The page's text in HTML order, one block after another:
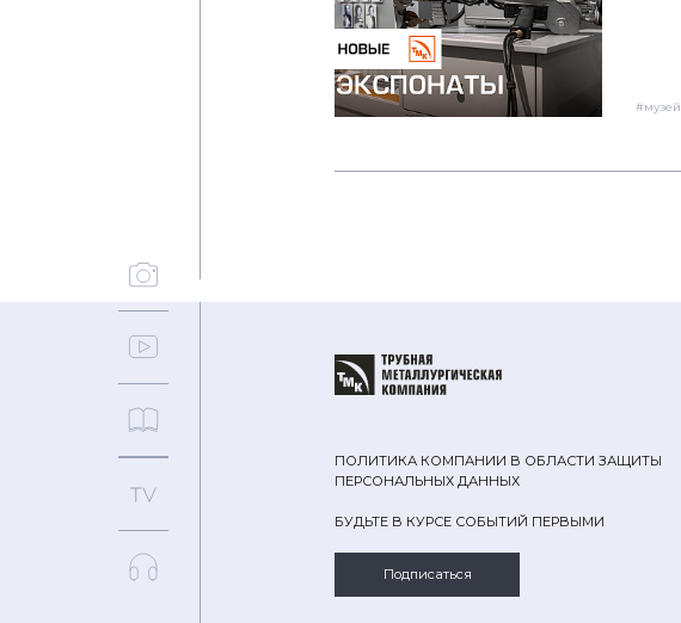
#музей
ПОЛИТИКА КОМПАНИИ В ОБЛАСТИ ЗАЩИТЫ
ПЕРСОНАЛЬНЫХ ДАННЫХ
БУДЬТЕ В КУРСЕ СОБЫТИЙ ПЕРВЫМИ
Подписаться